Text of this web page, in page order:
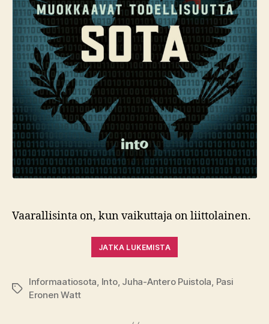
Vaarallisinta on, kun vaikuttaja on liittolainen.
JATKA LUKEMISTA
Avainsanat
Informaatiosota, Into, Juha-Antero Puistola, Pasi
Eronen Watt